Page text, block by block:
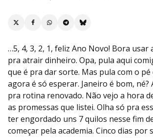
…5, 4, 3, 2, 1, feliz Ano Novo! Bora usar
pra atrair dinheiro. Opa, pula aqui
que é pra dar sorte. Mas pula com o
agora é só esperar. Janeiro é bom, né?
pra rotina renovado. Não vejo a hora
as promessas que listei. Olha só pra
ter engordado uns 7 quilos nesse fim
começar pela academia. Cinco dias por